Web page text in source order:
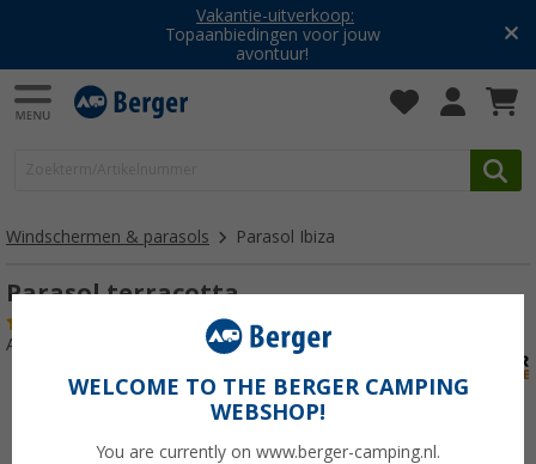
Vakantie-uitverkoop:
Topaanbiedingen voor jouw
avontuur!
Windschermen & parasols Parasol Ibiza
Parasol terracotta
Artikelnr: 714130
WELCOME TO THE BERGER CAMPING
WEBSHOP!
You are currently on www.berger-camping.nl.